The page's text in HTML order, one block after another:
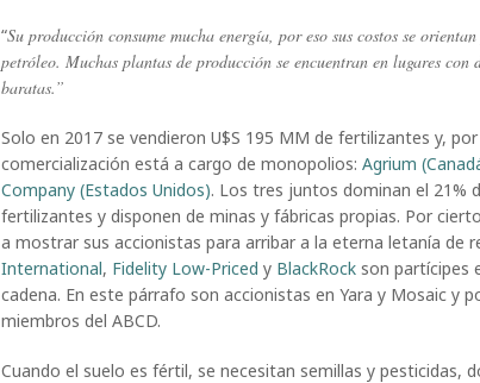
“Su producción consume mucha energía, por eso sus costos se
petróleo. Muchas plantas de producción se encuentran en lugares
baratas.”
Solo en 2017 se vendieron U$S 195 MM de fertilizantes y,
comercialización está a cargo de monopolios:Agrium
Company (Estados Unidos). Los tres juntos dominan el 21%
fertilizantes y disponen de minas y fábricas propias. Por
a mostrar sus accionistas para arribar a la eterna letanía de
International, Fidelity Low-Priced y BlackRock son partícipes
cadena. En este párrafo son accionistas en Yara y Mosaic y
miembros del ABCD.
Cuando el suelo es fértil, se necesitan semillas y pesticidas,